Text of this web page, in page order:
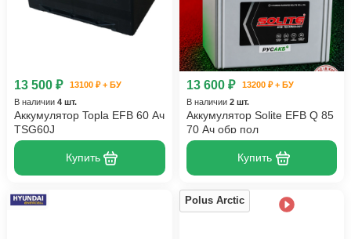
13 500 ₽
13100 ₽ + БУ
В наличии 4 шт.
Аккумулятор Topla EFB 60 Ач
TSG60J
Купить
13 600 ₽
13200 ₽ + БУ
В наличии 2 шт.
Аккумулятор Solite EFB Q 85
70 Ач обр пол
Купить
Polus Arctic